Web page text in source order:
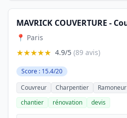
📍 Paris
★★★★★ 4.9/5 (89 avis)
Score : 15.4/20
Couvreur
Charpentier
Ramoneur
chantier
rénovation devis